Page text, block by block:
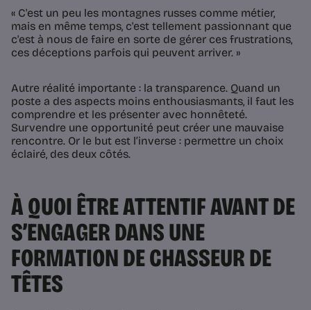
« C'est un peu les montagnes russes comme métier,
mais en même temps, c'est tellement passionnant que
c'est à nous de faire en sorte de gérer ces frustrations,
ces déceptions parfois qui peuvent arriver. »
Autre réalité importante : la transparence. Quand un
poste a des aspects moins enthousiasmants, il faut les
comprendre et les présenter avec honnêteté.
Survendre une opportunité peut créer une mauvaise
rencontre. Or le but est l’inverse : permettre un choix
éclairé, des deux côtés.
À QUOI ÊTRE ATTENTIF AVANT DE
S’ENGAGER DANS UNE
FORMATION DE CHASSEUR DE
TÊTES